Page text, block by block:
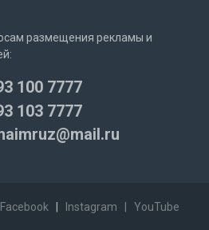
размещения рекламы и
100 7777
103 7777
Facebook Instagram YouTube